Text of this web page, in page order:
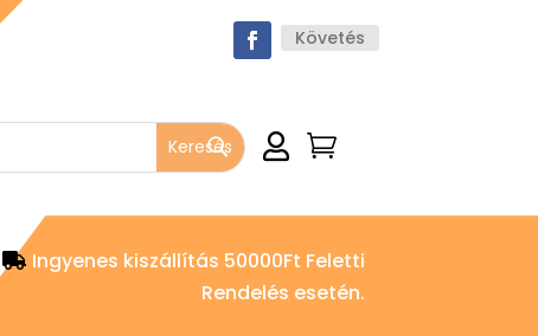
Követés
 
Ingyenes kiszállítás 50000Ft Feletti
Rendelés esetén.